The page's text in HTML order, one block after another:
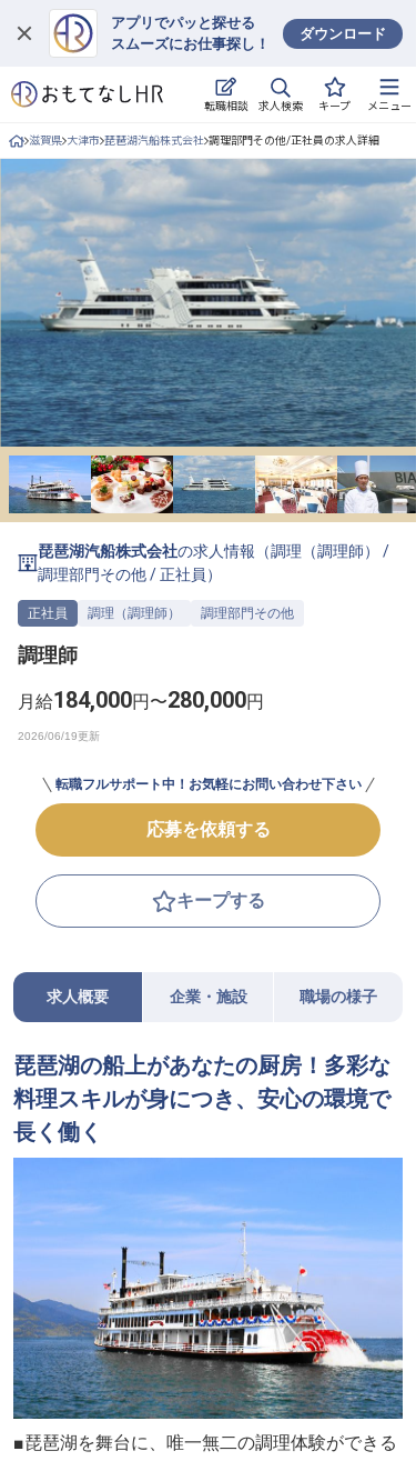
アプリでパッと探せる
スムーズにお仕事探し！
ダウンロード
転職相談 求人検索 キープ メニュー
ログイン
求人・施設を探す
キープした求人
就職・転職 合同説明会
おもてなしHRについて
ご利用の流れ
よくある質問
ホテル・宿泊業界情報コラム
無料 転職サポートに申し込む
滋賀県 大津市 琵琶湖汽船株式会社 調理部門その他/正社員の求人詳細
琵琶湖汽船株式会社の求人情報（調理（調理師）
/
調理部門その他/正社員 ）
正社員 調理（調理師） 調理部門その他
調理師
月給184,000円〜280,000円
転職フルサポート中！お気軽にお問い合わせ下さい
応募を依頼する
キープする
求人概要 企業・施設 職場の様子
琵琶湖の船上があなたの厨房！多彩な
料理スキルが身につき、安心の環境で
長く働く
■琵琶湖を舞台に、唯一無二の調理体験ができる